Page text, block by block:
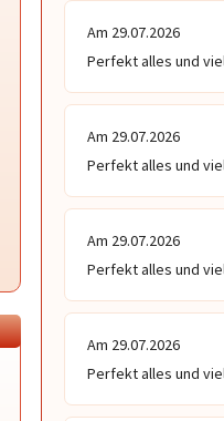
Am 29.07.2026
Perfekt alles und
Am 29.07.2026
Perfekt alles und
Am 29.07.2026
Perfekt alles und
Am 29.07.2026
Perfekt alles und